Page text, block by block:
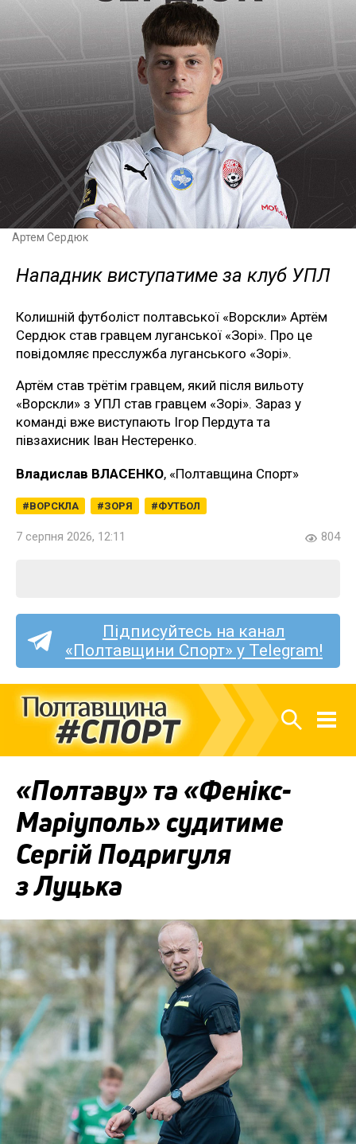
Артем Сердюк
Нападник виступатиме за клуб УПЛ
Колишній футболіст полтавської «Ворскли» Артём
Сердюк став гравцем луганської «Зорі». Про це
повідомляє пресслужба луганського «Зорі».
Артём став трётім гравцем, який після вильоту
«Ворскли» з УПЛ став гравцем «Зорі». Зараз у
команді вже виступають Ігор Пердута та
півзахисник Іван Нестеренко.
Владислав ВЛАСЕНКО, «Полтавщина Спорт»
ВОРСКЛА ЗОРЯ ФУТБОЛ
7 серпня 2026, 12:11 804
Підписуйтесь на канал
«Полтавщини Спорт» у Telegram!
«Полтаву» та «Фенікс-
Маріуполь» судитиме
Сергій Подригуля
з Луцька